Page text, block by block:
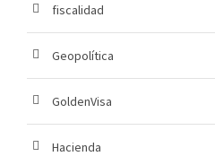
fiscalidad
Geopolítica
GoldenVisa
Hacienda